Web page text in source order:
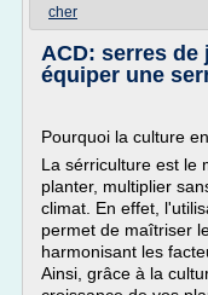
cher
ACD: serres de
équiper une
Pourquoi la culture
La sérriculture est le
planter, multiplier
climat. En effet,
permet de maîtriser
harmonisant les
Ainsi, grâce à la